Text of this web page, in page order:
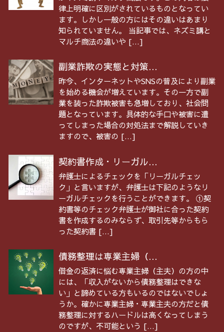
律上明確に区別がされているものとなってい
ます。しかし一般の方にはその違いはあまり
知られていません。 当記事では、ネズミ講と
マルチ商法の違いや […]
副業詐欺の実態と対策...
昨今、インターネットやSNSの普及により副業
を始める機会が増えています。その一方で副
業を装った詐欺被害も急増しており、社会問
題となっています。具体的な手口や被害に遭
ってしまった場合の対処法まで解説していき
ますので、被害の […]
契約書作成・リーガル...
弁護士によるチェックを「リーガルチェッ
ク」と言いますが、弁護士は下記のようなリ
ーガルチェックを行うことができます。 ①契
約書等のチェック弁護士が御社に合った契約
書を作成するのみならず、取引先等からもら
った契約書 […]
債務整理は専業主婦（...
借金の返済に悩む専業主婦（主夫）の方の中
には、「収入がないから債務整理はできな
い」と諦めている方もいるのではないでしょ
うか。確かに専業主婦・専業主夫の方だと債
務整理に対するハードルは高くなってしまう
のですが、不可能という […]